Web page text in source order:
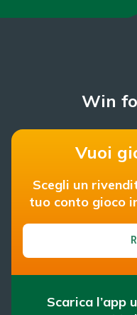
Win
Vuoi
Scegli un
tuo conto gioco
Scarica l’app